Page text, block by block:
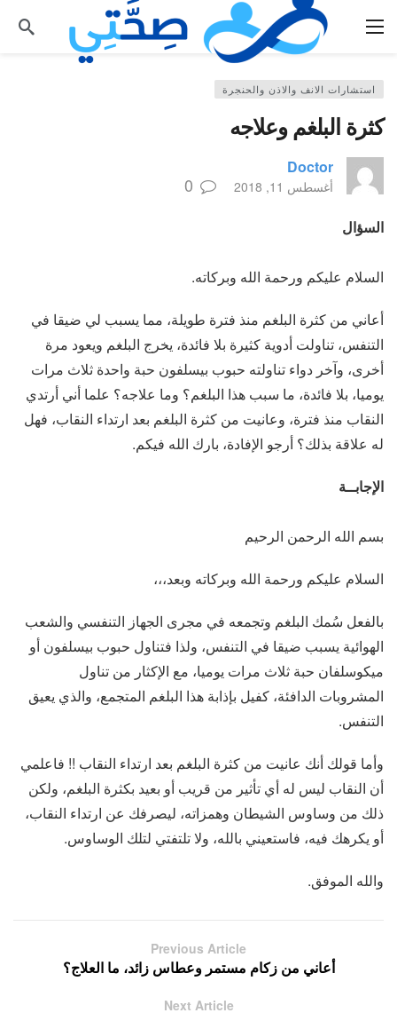
استشارات الانف والاذن والحنجرة
كثرة البلغم وعلاجه
Doctor
أغسطس 11, 2018 0
السؤال
السلام عليكم ورحمة الله وبركاته.
أعاني من كثرة البلغم منذ فترة طويلة، مما يسبب لي ضيقا في
التنفس، تناولت أدوية كثيرة بلا فائدة، يخرج البلغم ويعود مرة
أخرى، وآخر دواء تناولته حبوب بيسلفون حبة واحدة ثلاث مرات
يوميا، بلا فائدة، ما سبب هذا البلغم؟ وما علاجه؟ علما أني أرتدي
النقاب منذ فترة، وعانيت من كثرة البلغم بعد ارتداء النقاب، فهل
له علاقة بذلك؟ أرجو الإفادة، بارك الله فيكم.
الإجابــة
بسم الله الرحمن الرحيم
السلام عليكم ورحمة الله وبركاته وبعد،،،
بالفعل سُمك البلغم وتجمعه في مجرى الجهاز التنفسي والشعب
الهوائية يسبب ضيقا في التنفس، ولذا فتناول حبوب بيسلفون أو
ميكوسلفان حبة ثلاث مرات يوميا، مع الإكثار من تناول
المشروبات الدافئة، كفيل بإذابة هذا البلغم المتجمع، والذي يعيق
التنفس.
وأما قولك أنك عانيت من كثرة البلغم بعد ارتداء النقاب !! فاعلمي
أن النقاب ليس له أي تأثير من قريب أو بعيد بكثرة البلغم، ولكن
ذلك من وساوس الشيطان وهمزاته، ليصرفك عن ارتداء النقاب،
أو يكرهك فيه، فاستعيني بالله، ولا تلتفتي لتلك الوساوس.
والله الموفق.
Previous Article
أعاني من زكام مستمر وعطاس زائد، ما العلاج؟
Next Article